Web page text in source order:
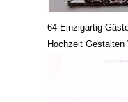
64 Einzigartig
Hochzeit